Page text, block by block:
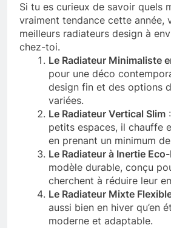
Si tu es curieux de savoir quels
vraiment tendance cette année,
meilleurs radiateurs design à
chez-toi.
Le Radiateur Minimaliste
pour une déco
design fin et des options
variées.
Le Radiateur Vertical Slim
petits espaces, il chauffe
en prenant un minimum
Le Radiateur à Inertie
modèle durable, conçu
cherchent à réduire leur
Le Radiateur Mixte
aussi bien en hiver qu’en
moderne et adaptable.